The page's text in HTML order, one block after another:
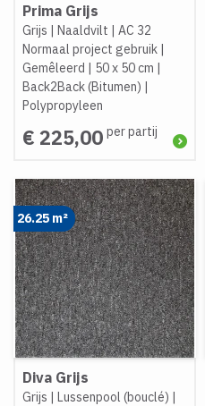
Prima Grijs
Grijs | Naaldvilt | AC 32
Normaal project gebruik |
Gemêleerd | 50 x 50 cm |
Back2Back (Bitumen) |
Polypropyleen
€ 225,00 per partij
26.25 m²
Diva Grijs
Grijs | Lussenpool (bouclé) |